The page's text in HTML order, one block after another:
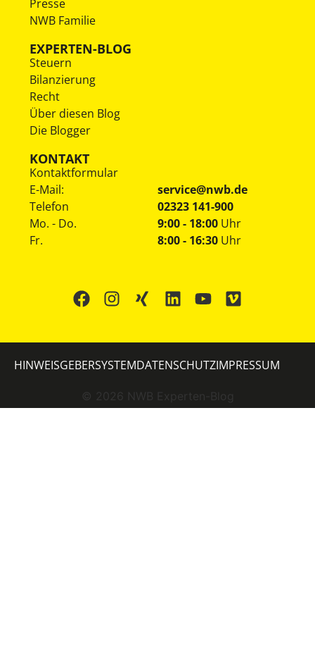
Presse
NWB Familie
EXPERTEN-BLOG
Steuern
Bilanzierung
Recht
Über diesen Blog
Die Blogger
KONTAKT
Kontaktformular
E-Mail:
service@nwb.de
Telefon
02323 141-900
Mo. - Do.
Fr.
9:00 - 18:00 Uhr
8:00 - 16:30 Uhr
© 2026 NWB Experten-Blog
HINWEISGEBERSYSTEMDATENSCHUTZIMPRESSUM